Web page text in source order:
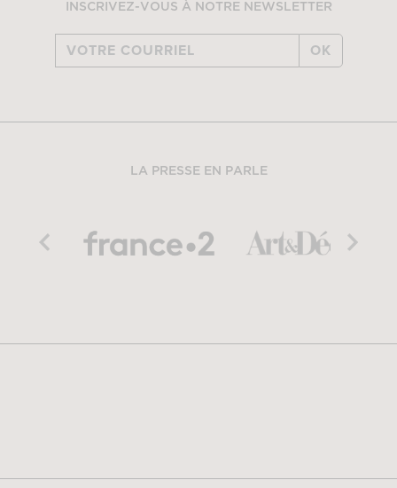
INSCRIVEZ-VOUS À NOTRE NEWSLETTER
OK
LA PRESSE EN PARLE